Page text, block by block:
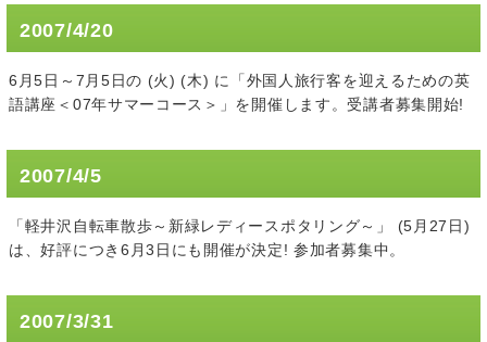
2007/4/20
6月5日～7月5日の (火) (木) に「外国人旅行客を迎えるための英
語講座＜07年サマーコース＞」を開催します。受講者募集開始!
2007/4/5
「軽井沢自転車散歩～新緑レディースポタリング～」 (5月27日)
は、好評につき6月3日にも開催が決定! 参加者募集中。
2007/3/31